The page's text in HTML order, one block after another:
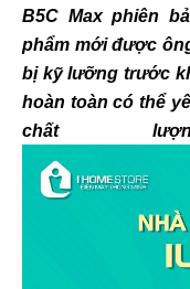
B5C Max phiên
phẩm mới được
bị kỹ lưỡng trước
hoàn toàn có thể
chất